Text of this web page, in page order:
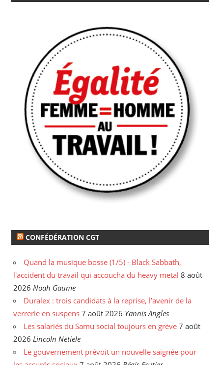
CONFÉDÉRATION CGT
Quand la musique bosse (1/5) - Black Sabbath,
l'accident du travail qui accoucha du heavy metal 8 août
2026 Noah Gaume
Duralex : trois candidats à la reprise, l’avenir de la
verrerie en suspens 7 août 2026 Yannis Angles
Les salariés du Samu social toujours en grève 7 août
2026 Lincoln Netiele
Le gouvernement prévoit un nouvelle saignée pour